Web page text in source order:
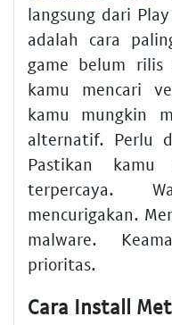
langsung dari
adalah cara
game belum
kamu mencari
kamu mungkin
alternatif. Perlu
Pastikan
terpercaya.
mencurigakan.
malware.
prioritas.
Cara Install